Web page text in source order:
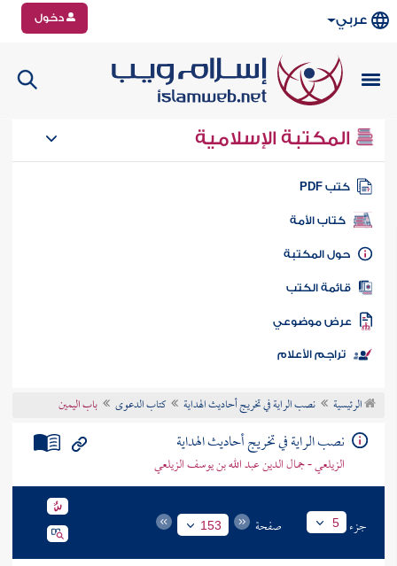
عربي دخول
المكتبة الإسلامية
كتب PDF
كتاب الأمة
المكتبة
الكتب
موضوعي
تراجم الأعلام
الرئيسية نصب الراية في تخريج أحاديث الهداية كتاب الدعوى باب اليمين
نصب الراية في تخريج أحاديث الهداية
الزيلعي - جمال الدين عبد الله بن يوسف الزيلعي
جزء 5 صفحة 153